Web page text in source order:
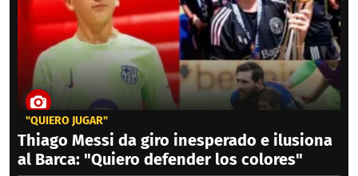
"QUIERO JUGAR"
Thiago Messi da giro inesperado e ilusiona
al Barca: "Quiero defender los colores"